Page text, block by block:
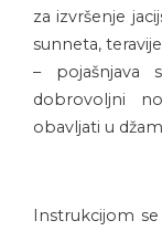
za izvršenje
sunneta,
– pojašnjava
dobrovoljni
obavljati u
Instrukcijom